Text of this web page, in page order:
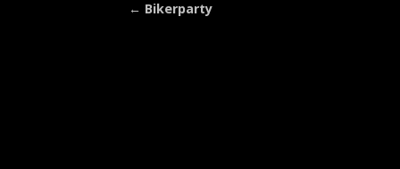
← Bikerparty